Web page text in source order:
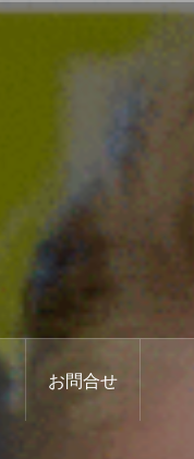
お問合せ